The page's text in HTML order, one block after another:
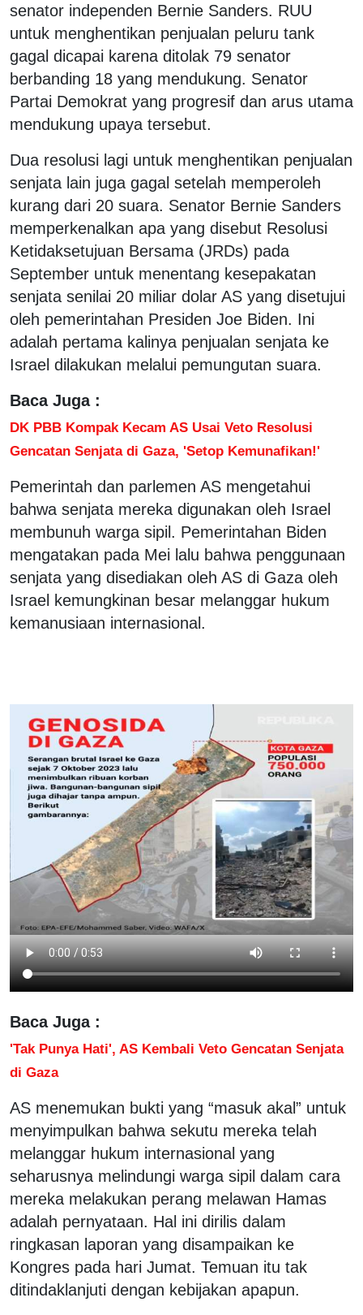
senator independen Bernie Sanders. RUU
untuk menghentikan penjualan peluru tank
gagal dicapai karena ditolak 79 senator
berbanding 18 yang mendukung. Senator
Partai Demokrat yang progresif dan arus utama
mendukung upaya tersebut.
Dua resolusi lagi untuk menghentikan penjualan
senjata lain juga gagal setelah memperoleh
kurang dari 20 suara. Senator Bernie Sanders
memperkenalkan apa yang disebut Resolusi
Ketidaksetujuan Bersama (JRDs) pada
September untuk menentang kesepakatan
senjata senilai 20 miliar dolar AS yang disetujui
oleh pemerintahan Presiden Joe Biden. Ini
adalah pertama kalinya penjualan senjata ke
Israel dilakukan melalui pemungutan suara.
Baca Juga :
DK PBB Kompak Kecam AS Usai Veto Resolusi
Gencatan Senjata di Gaza, 'Setop Kemunafikan!'
Pemerintah dan parlemen AS mengetahui
bahwa senjata mereka digunakan oleh Israel
membunuh warga sipil. Pemerintahan Biden
mengatakan pada Mei lalu bahwa penggunaan
senjata yang disediakan oleh AS di Gaza oleh
Israel kemungkinan besar melanggar hukum
kemanusiaan internasional.
Baca Juga :
'Tak Punya Hati', AS Kembali Veto Gencatan Senjata
di Gaza
AS menemukan bukti yang “masuk akal” untuk
menyimpulkan bahwa sekutu mereka telah
melanggar hukum internasional yang
seharusnya melindungi warga sipil dalam cara
mereka melakukan perang melawan Hamas
adalah pernyataan. Hal ini dirilis dalam
ringkasan laporan yang disampaikan ke
Kongres pada hari Jumat. Temuan itu tak
ditindaklanjuti dengan kebijakan apapun.